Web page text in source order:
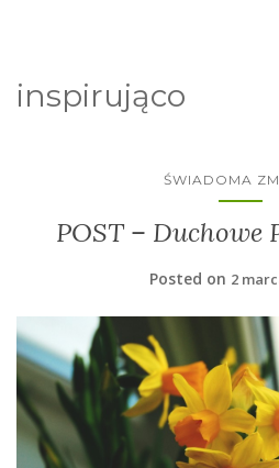
inspirująco
ŚWIADOMA
POST – Duchowe
Posted on 2